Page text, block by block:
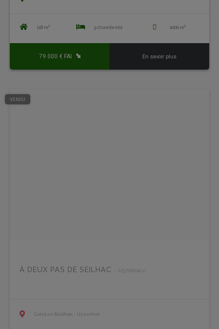
118 m² 3 chambre(s) 1000 m²
79 000 € FAI En savoir plus
VENDU
À DEUX PAS DE SEILHAC - U5706iacc
Corrèze (Seilhac - Uzerche)